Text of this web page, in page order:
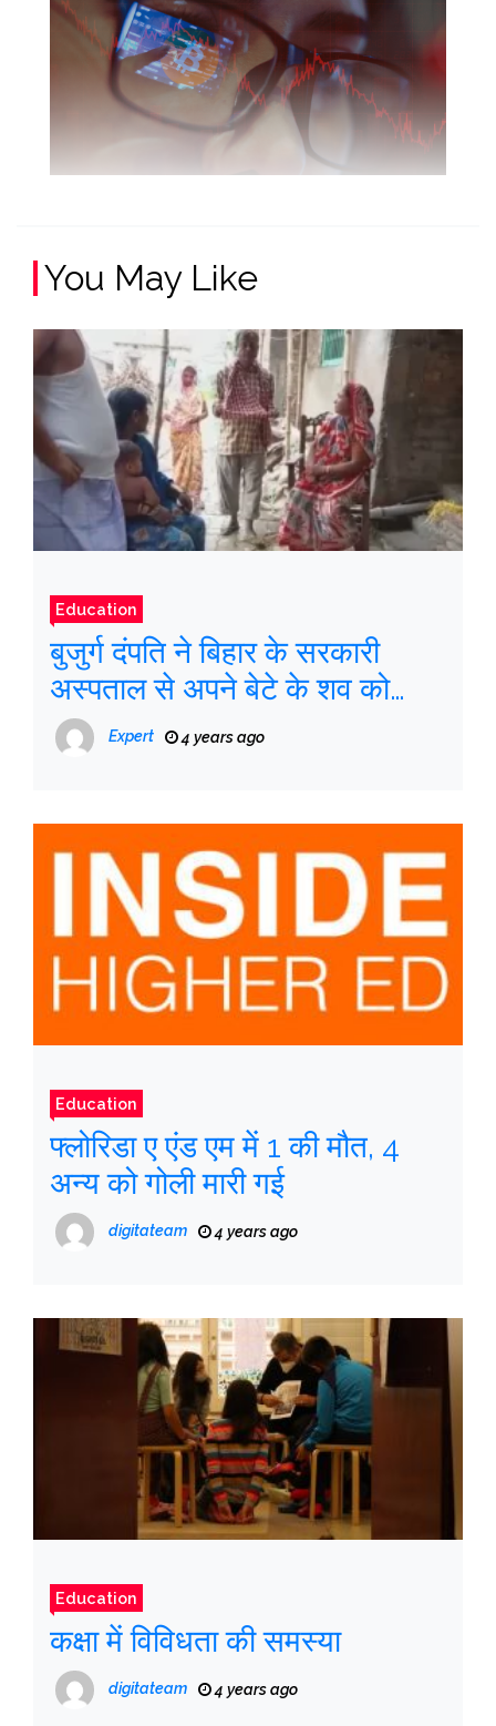
You May Like
Education
बुजुर्ग दंपति ने बिहार के सरकारी
अस्पताल से अपने बेटे के शव को
छुड़ाने के लिए पैसे का इंतजाम करने
की मांग की
Expert 4 years ago
Education
फ्लोरिडा ए एंड एम में 1 की मौत, 4
अन्य को गोली मारी गई
digitateam 4 years ago
Education
कक्षा में विविधता की समस्या
digitateam 4 years ago